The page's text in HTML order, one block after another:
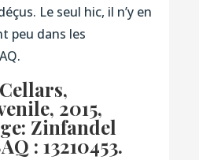
Le seul hic, il n’y en
peu dans les
2015,
Zinfandel
: 13210453.